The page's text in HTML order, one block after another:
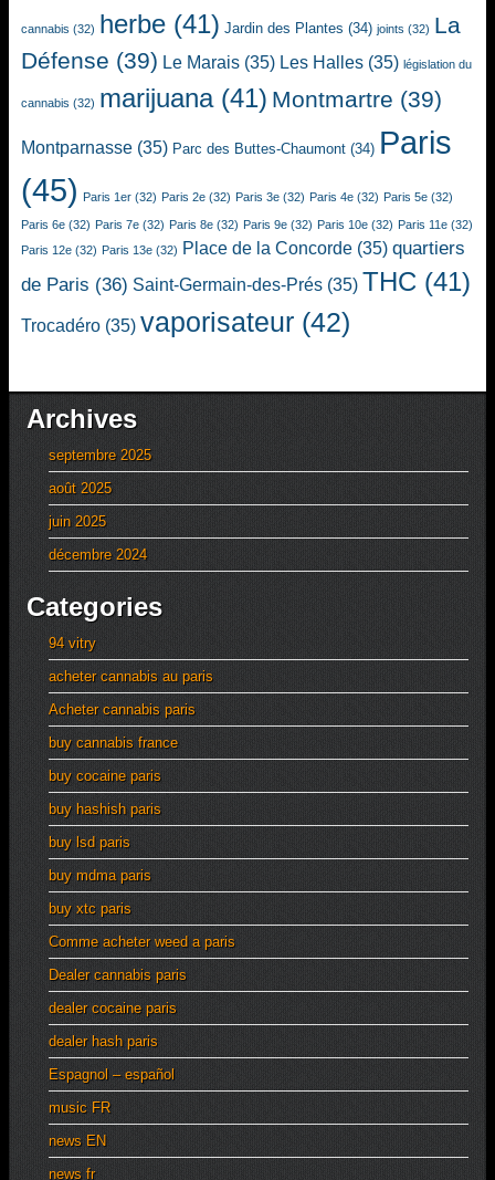
cannabis (32) herbe (41) Jardin des Plantes (34) joints (32) La
Défense (39) Le Marais (35) Les Halles (35) législation du
cannabis (32) marijuana(41) Montmartre (39)
Montparnasse (35) Parc des Buttes-Chaumont (34) Paris
(45) Paris 1er (32) Paris 2e (32) Paris 3e (32) Paris 4e (32) Paris 5e (32)
Paris 6e (32) Paris 7e (32) Paris 8e (32) Paris 9e (32) Paris 10e (32) Paris 11e (32)
Paris 12e (32) Paris 13e (32) Place de la Concorde (35) quartiers
de Paris (36) Saint-Germain-des-Prés (35) THC (41)
Trocadéro (35) vaporisateur (42)
Archives
septembre 2025
août 2025
juin 2025
décembre 2024
Categories
94 vitry
acheter cannabis au paris
Acheter cannabis paris
buy cannabis france
buy cocaine paris
buy hashish paris
buy lsd paris
buy mdma paris
buy xtc paris
Comme acheter weed a paris
Dealer cannabis paris
dealer cocaine paris
dealer hash paris
Espagnol – español
music FR
news EN
news fr